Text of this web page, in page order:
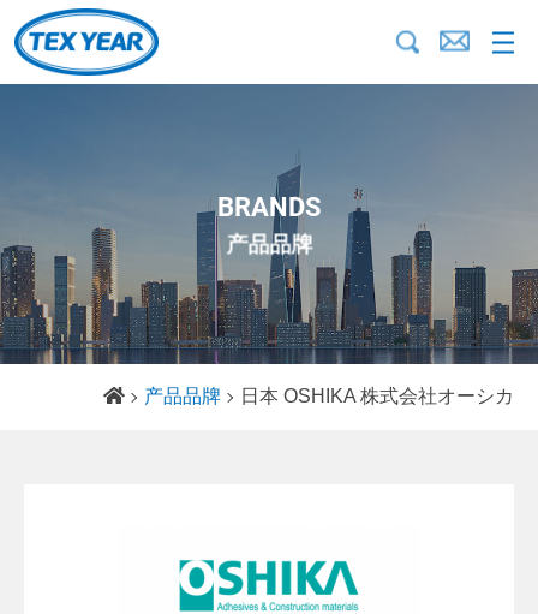
BRANDS
产品品牌
产品品牌 日本 OSHIKA 株式会社オーシカ